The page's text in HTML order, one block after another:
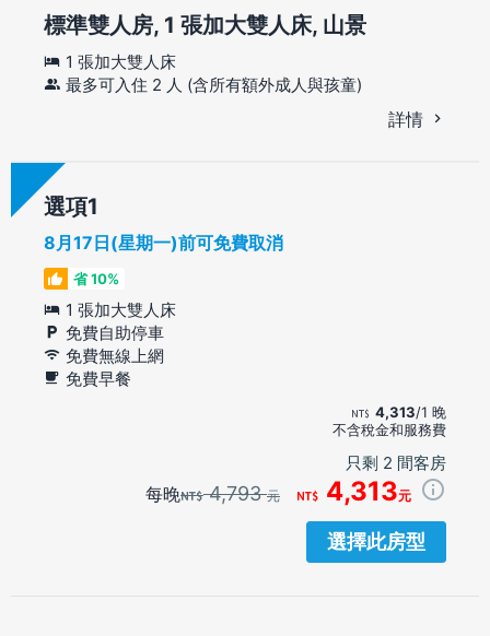
標準雙人房, 1 張加大雙人床, 山景
1 張加大雙人床
最多可入住 2 人 (含所有額外成人與孩童)
詳情
選項
8月17日(星期一)前可免費取消
省 10%
1 張加大雙人床
免費自助停車
免費無線上網
免費早餐
4,313/1 晚
不含稅金和服務費
只剩 2 間客房
每晚 4,793元 4,313元
選擇此房型